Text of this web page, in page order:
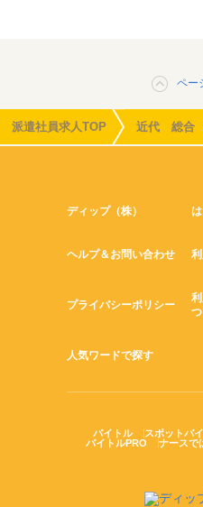
ペー
派遣社員求人TOP 近代 総合
ディップ（株）
ヘルプ＆お問い合わせ
プライバシーポリシー
人気ワードで探す
バイトル スポットバ
バイトルPRO
ナースで